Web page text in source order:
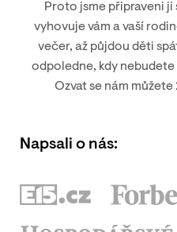
Proto jsme připraveni ji
vyhovuje vám a vaší
večer, až půjdou děti
odpoledne, kdy
Ozvat se nám
Napsali o nás: